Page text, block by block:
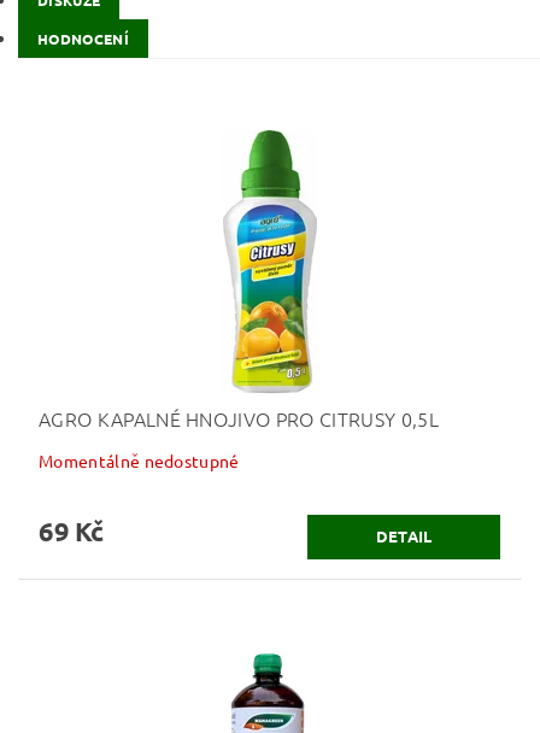
HODNOCENÍ
AGRO KAPALNÉ HNOJIVO PRO CITRUSY 0,5L
Momentálně nedostupné
69 Kč DETAIL